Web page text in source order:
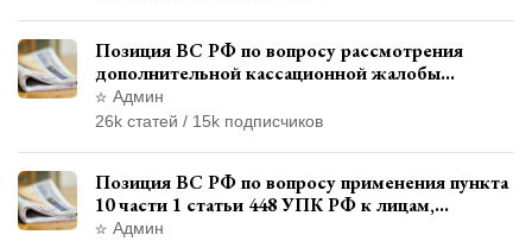
Позиция ВС РФ по вопросу рассмотрения
дополнительной кассационной жалобы
адвоката в кассационной инстанции
Админ
26k статей / 15k подписчиков
Позиция ВС РФ по вопросу применения пункта
10 части 1 статьи 448 УПК РФ к лицам,
уволенным из следственных органов
Админ